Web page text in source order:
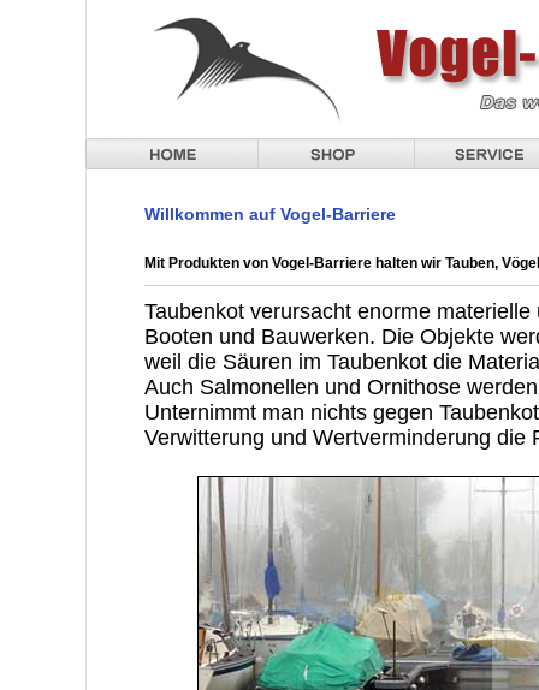
Willkommen auf Vogel-Barriere
Mit Produkten von Vogel-Barriere halten wir Tauben,
Taubenkot verursacht enorme
Booten und Bauwerken. Die Objekte
weil die Säuren im Taubenkot die
Auch Salmonellen und Ornithose
Unternimmt man nichts gegen
Verwitterung und Wertverminderung die